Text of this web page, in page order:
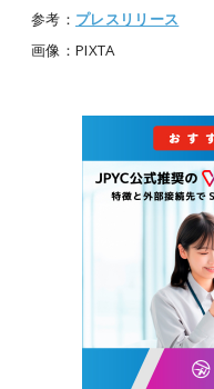
参考： プレスリリース
画像：PIXTA